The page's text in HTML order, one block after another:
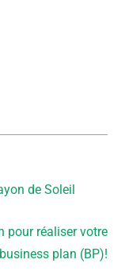
de Soleil
pour réaliser votre
business plan (BP)!